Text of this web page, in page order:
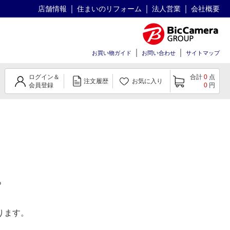
店舗情報 住まいのリフォーム 法人営業 会社概要
お買い物ガイド お問い合わせ サイトマップ
ログイン＆
会員登録
注文履歴 お気に入り
合計 0 点
0 円
す。